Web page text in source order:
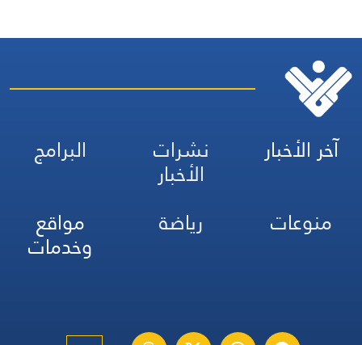
آخر الأخبار نشرات
الأخبار
البرامج
منوعات
رياضة مواقع
وخدمات